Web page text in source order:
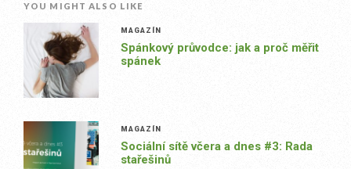
YOU MIGHT ALSO LIKE
MAGAZÍN
Spánkový průvodce: jak a proč měřit
spánek
MAGAZÍN
Sociální sítě včera a dnes #3: Rada
stařešinů